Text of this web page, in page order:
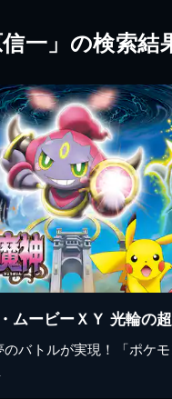
信一」の検索結
バトルが実現！「ポケ